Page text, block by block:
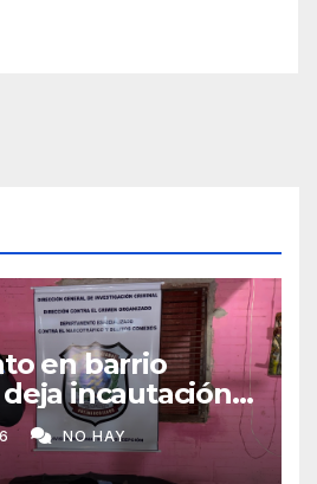
en barrio
incautación
cocaína tipo
NO HAY